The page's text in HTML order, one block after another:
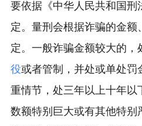
要依据《中华人民共和国刑
定。量刑会根据诈骗的金额
定。一般诈骗金额较大的，
役或者管制，并处或单处罚
重情节，处三年以上十年以
数额特别巨大或有其他特别